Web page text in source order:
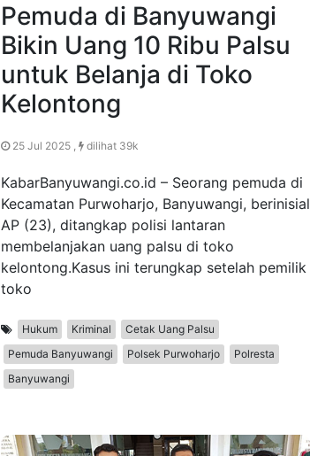
Pemuda di Banyuwangi
Bikin Uang 10 Ribu Palsu
untuk Belanja di Toko
Kelontong
25 Jul 2025 , dilihat 39k
KabarBanyuwangi.co.id – Seorang pemuda di
Kecamatan Purwoharjo, Banyuwangi, berinisial
AP (23), ditangkap polisi lantaran
membelanjakan uang palsu di toko
kelontong.Kasus ini terungkap setelah pemilik
toko
Hukum Kriminal
Cetak Uang Palsu
Pemuda Banyuwangi
Polsek Purwoharjo
Polresta
Banyuwangi